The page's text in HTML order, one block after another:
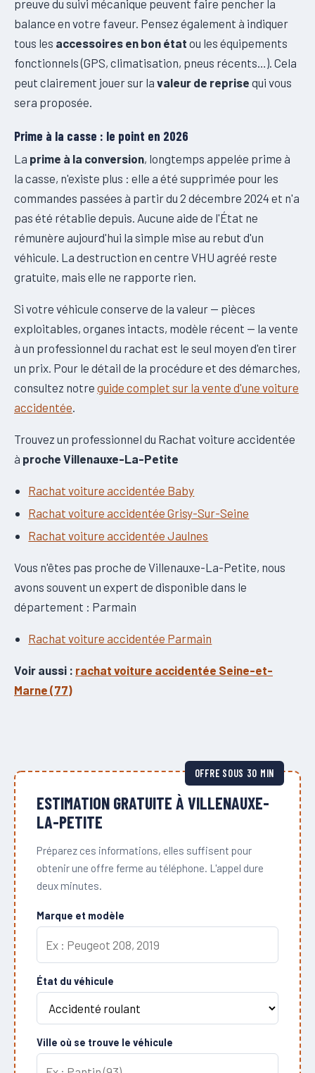
preuve du suivi mécanique peuvent faire pencher la
balance en votre faveur. Pensez également à indiquer
tous les accessoires en bon état ou les équipements
fonctionnels (GPS, climatisation, pneus récents…). Cela
peut clairement jouer sur la valeur de reprise qui vous
sera proposée.
Prime à la casse : le point en 2026
La prime à la conversion, longtemps appelée prime à
la casse, n'existe plus : elle a été supprimée pour les
commandes passées à partir du 2 décembre 2024 et n'a
pas été rétablie depuis. Aucune aide de l'État ne
rémunère aujourd'hui la simple mise au rebut d'un
véhicule. La destruction en centre VHU agréé reste
gratuite, mais elle ne rapporte rien.
Si votre véhicule conserve de la valeur — pièces
exploitables, organes intacts, modèle récent — la vente
à un professionnel du rachat est le seul moyen d'en tirer
un prix. Pour le détail de la procédure et des démarches,
consultez notre guide complet sur la vente d'une voiture
accidentée.
Trouvez un professionnel du Rachat voiture accidentée
à proche Villenauxe-La-Petite
Rachat voiture accidentée Baby
Rachat voiture accidentée Grisy-Sur-Seine
Rachat voiture accidentée Jaulnes
Vous n'êtes pas proche de Villenauxe-La-Petite, nous
avons souvent un expert de disponible dans le
département : Parmain
Rachat voiture accidentée Parmain
Voir aussi : rachat voiture accidentée Seine-et-
Marne (77)
OFFRE SOUS 30 MIN
ESTIMATION GRATUITE À VILLENAUXE-
LA-PETITE
Préparez ces informations, elles suffisent pour
obtenir une offre ferme au téléphone. L'appel dure
deux minutes.
Marque et modèle
État du véhicule
Ville où se trouve le véhicule